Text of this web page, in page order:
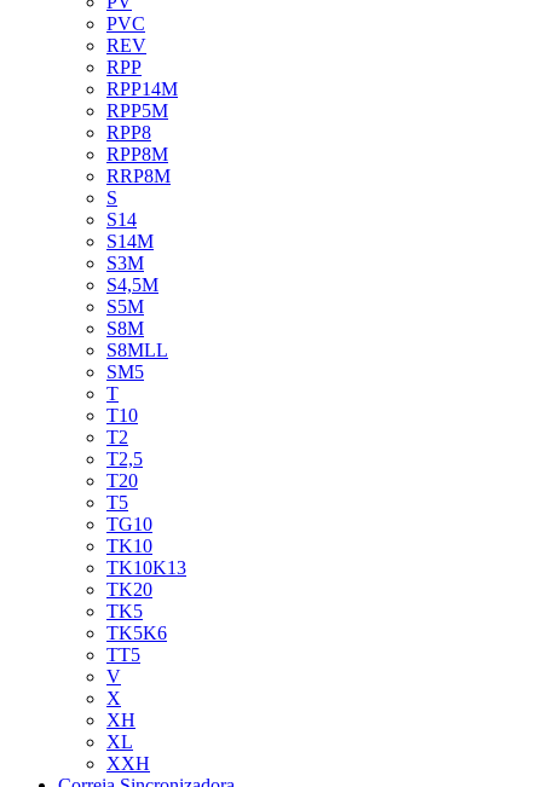
PVC
REV
RPP
RPP14M
RPP5M
RPP8
RPP8M
RRP8M
S
S14
S14M
S3M
S4,5M
S5M
S8M
S8MLL
SM5
T
T10
T2
T2,5
T20
T5
TG10
TK10
TK10K13
TK20
TK5
TK5K6
TT5
V
X
XH
XL
XXH